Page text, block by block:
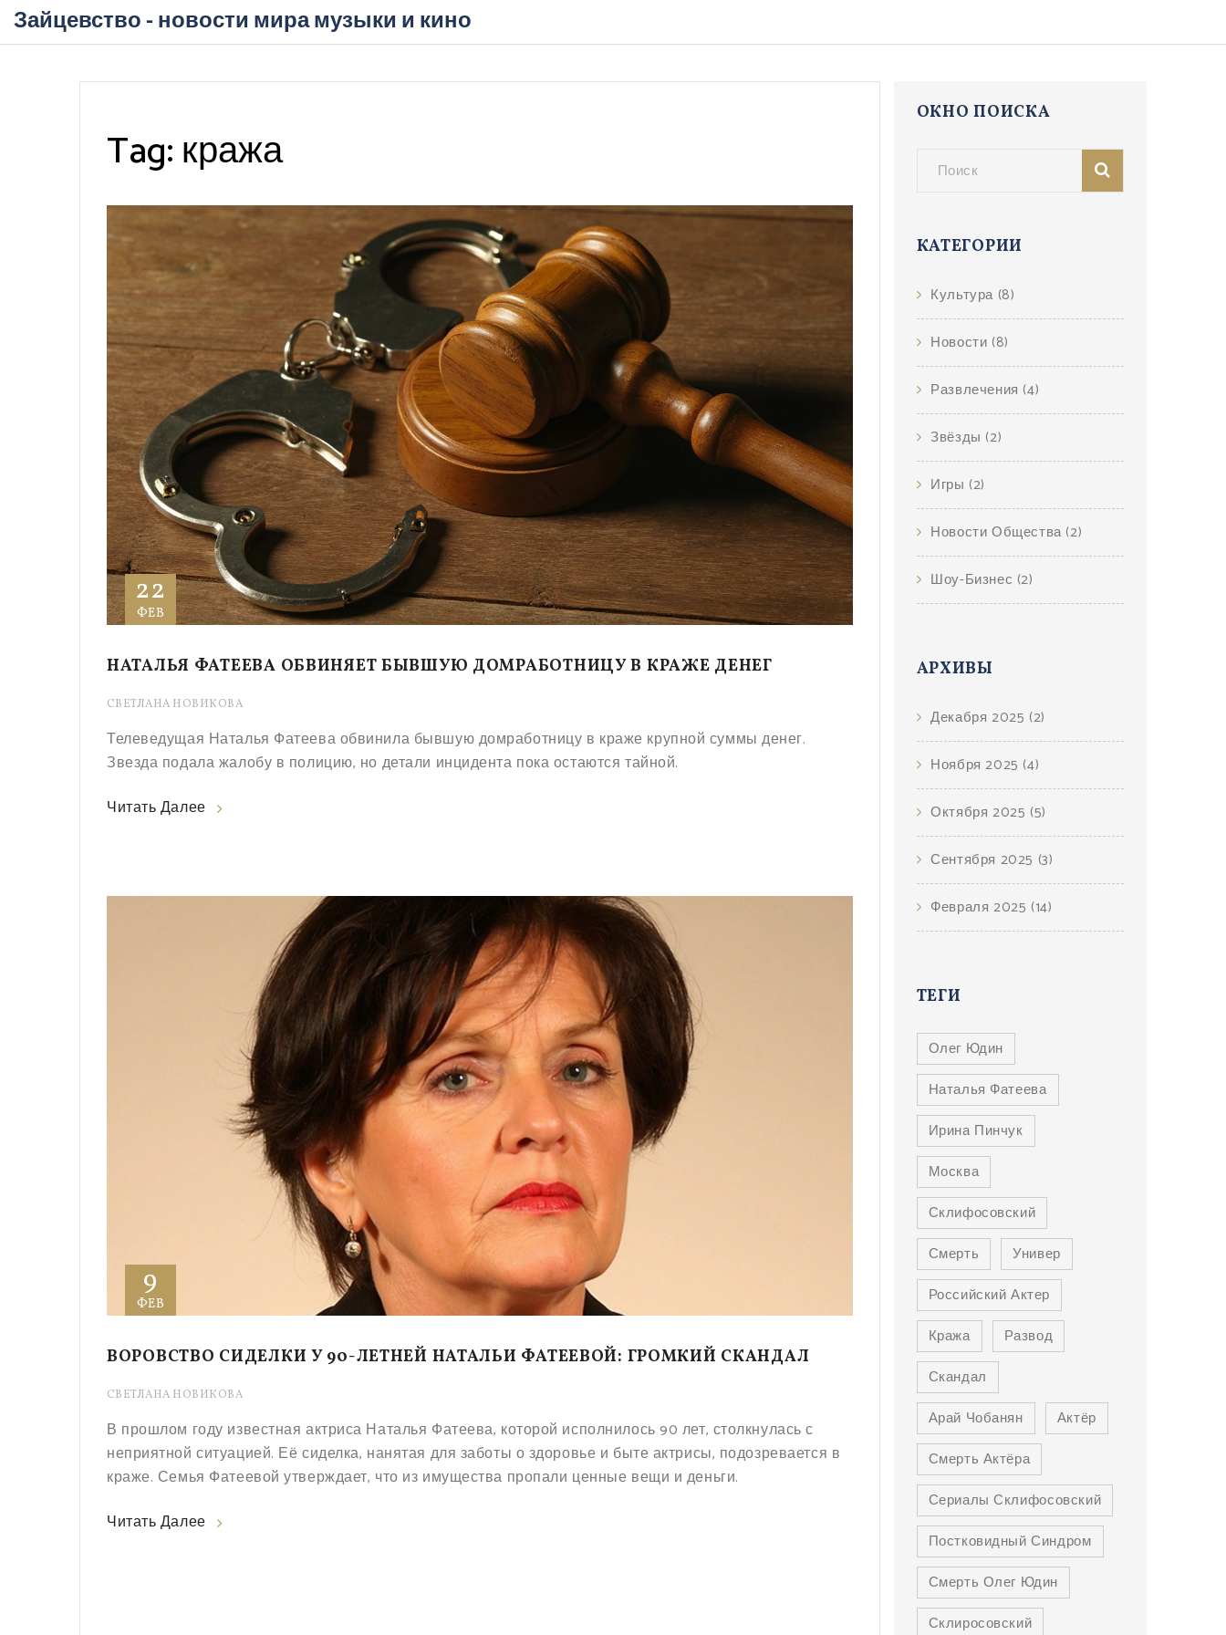
Зайцевство - новости мира музыки и кино
Tag: кража
22
ФЕВ
НАТАЛЬЯ ФАТЕЕВА ОБВИНЯЕТ БЫВШУЮ ДОМРАБОТНИЦУ В КРАЖЕ ДЕНЕГ
СВЕТЛАНА НОВИКОВА
Телеведущая Наталья Фатеева обвинила бывшую домработницу в краже крупной суммы денег.
Звезда подала жалобу в полицию, но детали инцидента пока остаются тайной.
Читать Далее
9
ФЕВ
ВОРОВСТВО СИДЕЛКИ У 90-ЛЕТНЕЙ НАТАЛЬИ ФАТЕЕВОЙ: ГРОМКИЙ СКАНДАЛ
СВЕТЛАНА НОВИКОВА
В прошлом году известная актриса Наталья Фатеева, которой исполнилось 90 лет, столкнулась с
неприятной ситуацией. Её сиделка, нанятая для заботы о здоровье и быте актрисы, подозревается в
краже. Семья Фатеевой утверждает, что из имущества пропали ценные вещи и деньги.
Читать Далее
ОКНО ПОИСКА
КАТЕГОРИИ
Культура (8)
Новости (8)
Развлечения (4)
Звёзды (2)
Игры (2)
Новости Общества (2)
Шоу-Бизнес (2)
АРХИВЫ
Декабря 2025 (2)
Ноября 2025 (4)
Октября 2025 (5)
Сентября 2025 (3)
Февраля 2025 (14)
ТЕГИ
Олег Юдин
Наталья Фатеева
Ирина Пинчук
Москва
Склифосовский
Смерть
Универ
Российский Актер
Кража
Развод
Скандал
Арай Чобанян
Актёр
Смерть Актёра
Сериалы Склифосовский
Постковидный Синдром
Смерть Олег Юдин
Склиросовский